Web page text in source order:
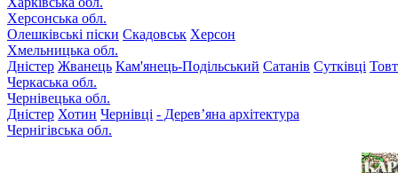
Херсонська обл.
Олешківські піски Скадовськ Херсон
Хмельницька обл.
Дністер Жванець Кам'янець-Подільський Сатанів Сутківці
Черкаська обл.
Чернівецька обл.
Дністер Хотин Чернівці - Дерев’яна архітектура
Чернігівська обл.